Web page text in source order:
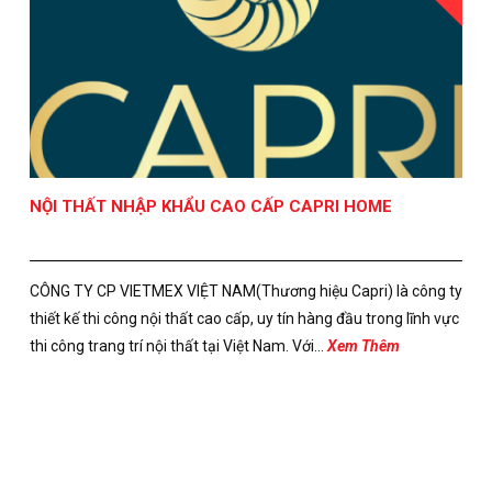
NỘI THẤT NHẬP KHẨU CAO CẤP CAPRI HOME
CÔNG TY CP VIETMEX VIỆT NAM(Thương hiệu Capri) là công ty
thiết kế thi công nội thất cao cấp, uy tín hàng đầu trong lĩnh vực
thi công trang trí nội thất tại Việt Nam. Với... Xem Thêm